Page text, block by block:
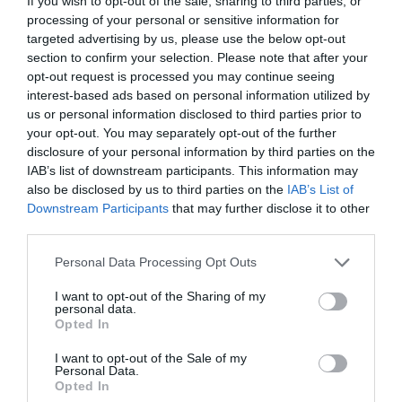
processing of your personal or sensitive information for
targeted advertising by us, please use the below opt-out
section to confirm your selection. Please note that after your
opt-out request is processed you may continue seeing
interest-based ads based on personal information utilized by
us or personal information disclosed to third parties prior to
your opt-out. You may separately opt-out of the further
disclosure of your personal information by third parties on the
IAB’s list of downstream participants. This information may
also be disclosed by us to third parties on the IAB’s List of
Downstream Participants that may further disclose it to other
Personal Data Processing Opt Outs
I want to opt-out of the Sharing of my
personal data.
Opted In
I want to opt-out of the Sale of my
Personal Data.
Opted In
Născut în 1925, Giorgio Napolitano s-a născut la
Napoli pe 29 iunie, fiul unui avocat. După ce a urmat
Liceo Classico Umberto I, tot la Napoli, și-a urmat
pasiunea pentru drept, absolvind Dreptul în 1947.
Justiția și politica încep să fie cele două mari direcții
ale vieții sale, deși Napolitano este încă un băiat.
Tocmai pasiunea lui pentru dreptate îl unește cu
soția sa, Clio Maria Bittoni, care i-a devenit soție în
1959. Din unirea lor s-au născut doi copii, Giovanni și
În timpul facultății, Giorgio Napolitano a făcut parte
din GUF (Giovani Universitari Fascisti sau